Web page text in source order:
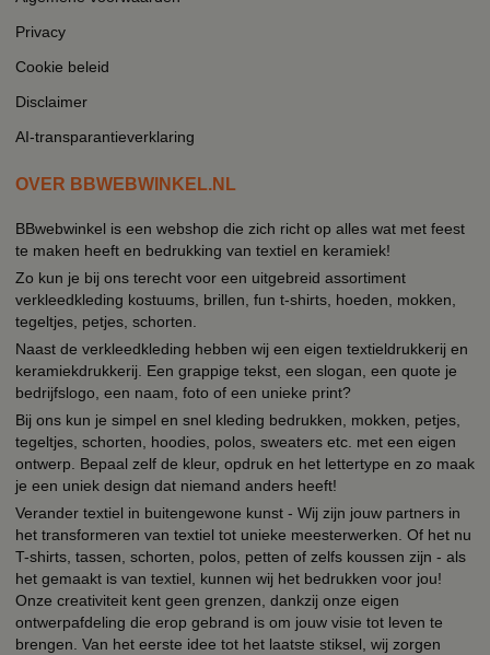
Privacy
Cookie beleid
Disclaimer
AI-transparantieverklaring
OVER BBWEBWINKEL.NL
BBwebwinkel is een webshop die zich richt op alles wat met feest
te maken heeft en bedrukking van textiel en keramiek!
Zo kun je bij ons terecht voor een uitgebreid assortiment
verkleedkleding kostuums, brillen, fun t-shirts, hoeden, mokken,
tegeltjes, petjes, schorten.
Naast de verkleedkleding hebben wij een eigen textieldrukkerij en
keramiekdrukkerij. Een grappige tekst, een slogan, een quote je
bedrijfslogo, een naam, foto of een unieke print?
Bij ons kun je simpel en snel kleding bedrukken, mokken, petjes,
tegeltjes, schorten, hoodies, polos, sweaters etc. met een eigen
ontwerp. Bepaal zelf de kleur, opdruk en het lettertype en zo maak
je een uniek design dat niemand anders heeft!
Verander textiel in buitengewone kunst - Wij zijn jouw partners in
het transformeren van textiel tot unieke meesterwerken. Of het nu
T-shirts, tassen, schorten, polos, petten of zelfs koussen zijn - als
het gemaakt is van textiel, kunnen wij het bedrukken voor jou!
Onze creativiteit kent geen grenzen, dankzij onze eigen
ontwerpafdeling die erop gebrand is om jouw visie tot leven te
brengen. Van het eerste idee tot het laatste stiksel, wij zorgen